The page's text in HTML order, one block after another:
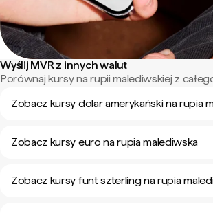
Wyślij MVR z innych walut
Porównaj kursy na rupii malediwskiej z
Zobacz kursy dolar amerykański na rupia
Zobacz kursy euro na rupia malediwska
Zobacz kursy funt szterling na rupia